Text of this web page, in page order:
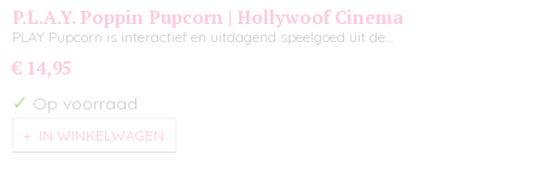
P.L.A.Y. Poppin Pupcorn | Hollywoof Cinema
PLAY Pupcorn is interactief en uitdagend speelgoed uit de…
€ 14,95
✓ Op voorraad
IN WINKELWAGEN